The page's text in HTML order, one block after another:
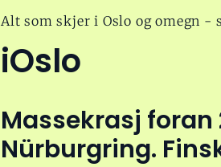
Alt som skjer i Oslo og omegn -
iOslo
Massekrasj
Nürburgring.